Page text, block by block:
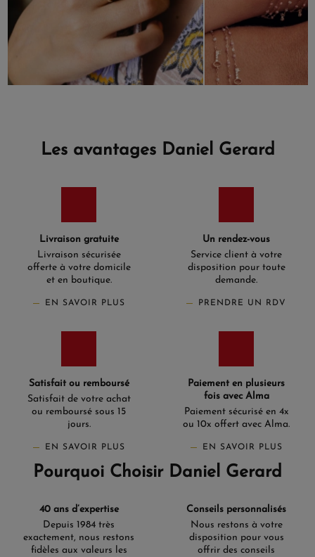
Les avantages Daniel Gerard
Livraison gratuite
Livraison sécurisée
offerte à votre domicile
et en boutique.
EN SAVOIR PLUS
Un rendez-vous
Service client à votre
disposition pour toute
demande.
PRENDRE UN RDV
Satisfait ou remboursé
Satisfait de votre achat
ou remboursé sous 15
jours.
EN SAVOIR PLUS
Paiement en plusieurs
fois avec Alma
Paiement sécurisé en 4x
ou 10x offert avec Alma.
EN SAVOIR PLUS
Pourquoi Choisir Daniel Gerard
40 ans d’expertise
Depuis 1984 très
exactement, nous restons
fidèles aux valeurs les
Conseils personnalisés
Nous restons à votre
disposition pour vous
offrir des conseils